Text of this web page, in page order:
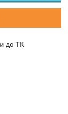
и до ТК